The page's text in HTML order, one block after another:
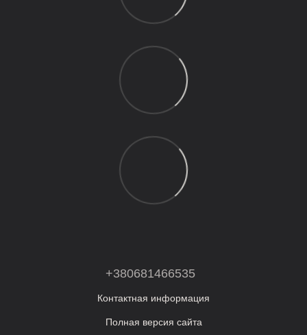
+380681466535
Контактная информация
Полная версия сайта